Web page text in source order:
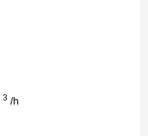
3 /h